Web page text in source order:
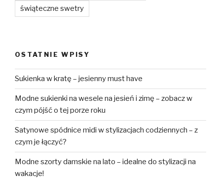
świąteczne swetry
OSTATNIE WPISY
Sukienka w kratę – jesienny must have
Modne sukienki na wesele na jesień i zimę – zobacz w
czym pójść o tej porze roku
Satynowe spódnice midi w stylizacjach codziennych – z
czym je łączyć?
Modne szorty damskie na lato – idealne do stylizacji na
wakacje!